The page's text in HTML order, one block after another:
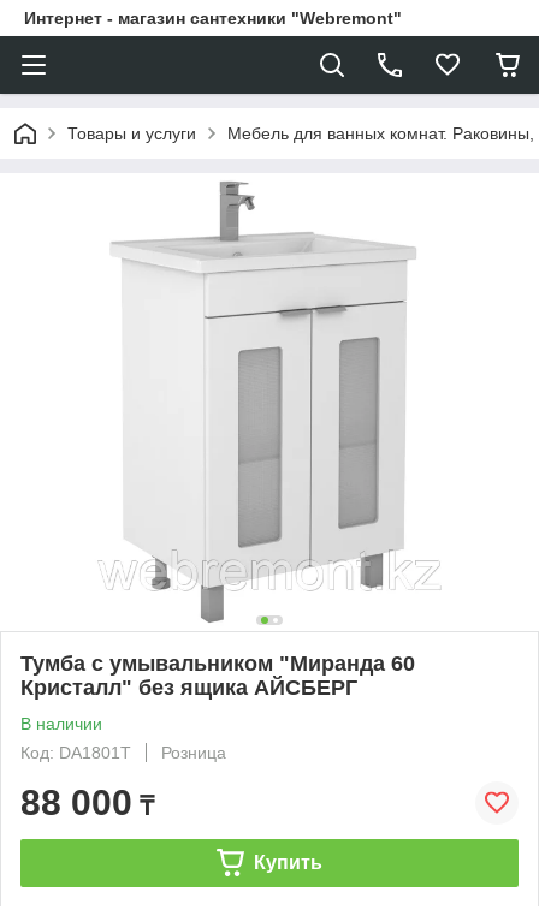
Интернет - магазин сантехники "Webremont"
Товары и услуги Мебель для ванных комнат.
Тумба с умывальником "Миранда 60
Кристалл" без ящика АЙСБЕРГ
В наличии
Код: DA1801T
Розница
88 000 ₸
Купить